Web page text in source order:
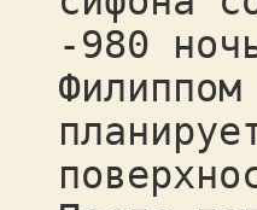
-980